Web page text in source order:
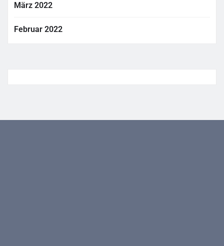
März 2022
Februar 2022